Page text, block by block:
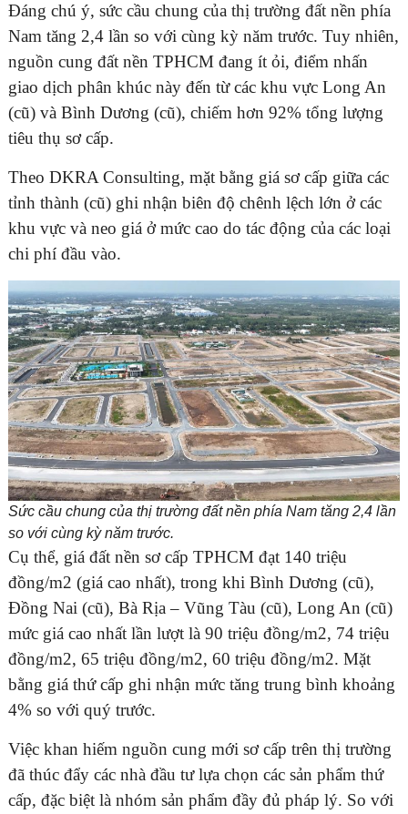
Đáng chú ý, sức cầu chung của thị trường đất nền phía
Nam tăng 2,4 lần so với cùng kỳ năm trước. Tuy nhiên,
nguồn cung đất nền TPHCM đang ít ỏi, điểm nhấn
giao dịch phân khúc này đến từ các khu vực Long An
(cũ) và Bình Dương (cũ), chiếm hơn 92% tổng lượng
tiêu thụ sơ cấp.
Theo DKRA Consulting, mặt bằng giá sơ cấp giữa các
tỉnh thành (cũ) ghi nhận biên độ chênh lệch lớn ở các
khu vực và neo giá ở mức cao do tác động của các loại
chi phí đầu vào.
Sức cầu chung của thị trường đất nền phía Nam tăng 2,4 lần
so với cùng kỳ năm trước.
Cụ thể, giá đất nền sơ cấp TPHCM đạt 140 triệu
đồng/m2 (giá cao nhất), trong khi Bình Dương (cũ),
Đồng Nai (cũ), Bà Rịa – Vũng Tàu (cũ), Long An (cũ)
mức giá cao nhất lần lượt là 90 triệu đồng/m2, 74 triệu
đồng/m2, 65 triệu đồng/m2, 60 triệu đồng/m2. Mặt
bằng giá thứ cấp ghi nhận mức tăng trung bình khoảng
4% so với quý trước.
Việc khan hiếm nguồn cung mới sơ cấp trên thị trường
đã thúc đẩy các nhà đầu tư lựa chọn các sản phẩm thứ
cấp, đặc biệt là nhóm sản phẩm đầy đủ pháp lý. So với